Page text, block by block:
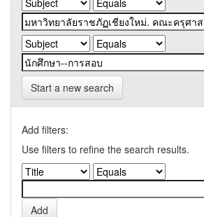
Start a new search
Add filters:
Use filters to refine the search results.